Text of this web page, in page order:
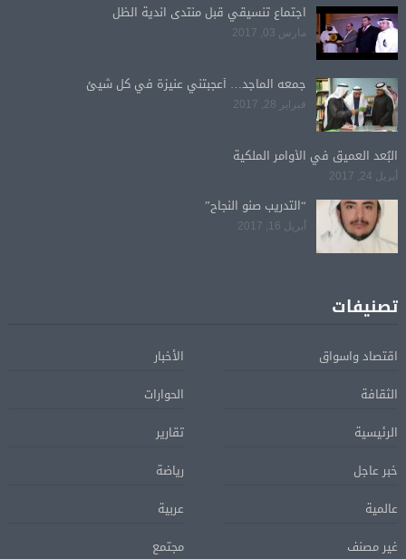
اجتماع تنسيقي قبل منتدى اندية الظل
مارس 03, 2017
جمعه الماجد… أعجبتني عنيزة في كل شيئ
فبراير 28, 2017
البُعد العميق في الأوامر الملكية
أبريل 24, 2017
“التدريب صنو النجاح”
أبريل 16, 2017
تصنيفات
اقتصاد واسواق
الأخبار
الثقافة
الحوارات
الرئيسية
تقارير
خبر عاجل
رياضة
عالمية
عربية
غير مصنف
مجتمع